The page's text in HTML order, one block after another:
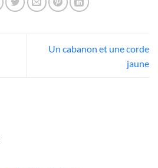
Un cabanon et une corde
jaune